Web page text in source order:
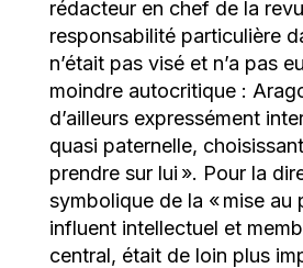
rédacteur en chef de la
responsabilité particulière
n’était pas visé et n’a pas
moindre autocritique :
d’ailleurs expressément
quasi paternelle,
prendre sur lui ». Pour la
symbolique de la « mise au
influent intellectuel et
central, était de loin plus